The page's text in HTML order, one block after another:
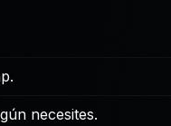
necesites.